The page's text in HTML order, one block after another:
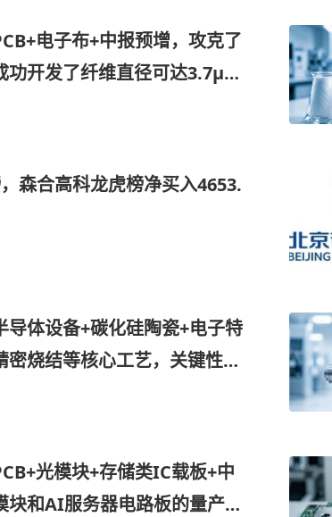
电子布+中报预增，攻克了
功开发了纤维直径可达3.7μm
森合高科龙虎榜净买入4653.
导体设备+碳化硅陶瓷+电子特
烧结等核心工艺，关键性能
光模块+存储类IC载板+中
块和AI服务器电路板的量产能